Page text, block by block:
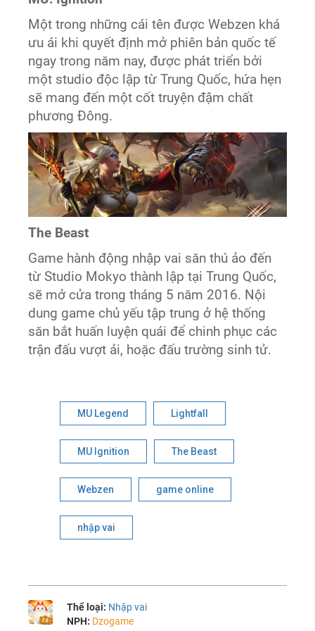
Một trong những cái tên được Webzen khá
ưu ái khi quyết định mở phiên bản quốc tế
ngay trong năm nay, được phát triển bởi
một studio độc lập từ Trung Quốc, hứa hẹn
sẽ mang đến một cốt truyện đậm chất
phương Đông.
The Beast
Game hành động nhập vai săn thú ảo đến
từ Studio Mokyo thành lập tại Trung Quốc,
sẽ mở cửa trong tháng 5 năm 2016. Nội
dung game chủ yếu tập trung ở hệ thống
săn bắt huấn luyện quái để chinh phục các
trận đấu vượt ải, hoặc đấu trường sinh tử.
MU Legend Lightfall
MU Ignition The Beast
Webzen game online
nhập vai
Thể loại: Nhập vai
NPH: Dzogame